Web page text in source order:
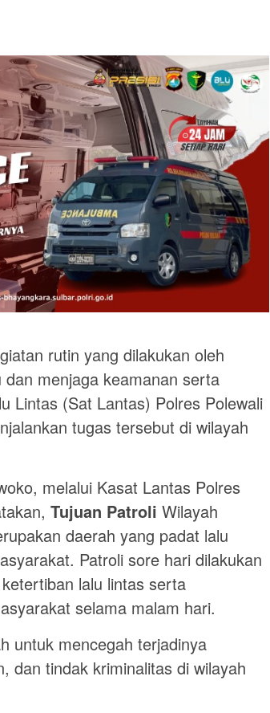
rutin yang dilakukan oleh
menjaga keamanan serta
Lintas (Sat Lantas) Polres Polewali
tugas tersebut di wilayah
melalui Kasat Lantas Polres
Tujuan Patroli Wilayah
daerah yang padat lalu
Patroli sore hari dilakukan
lalu lintas serta
selama malam hari.
untuk mencegah terjadinya
dan tindak kriminalitas di wilayah